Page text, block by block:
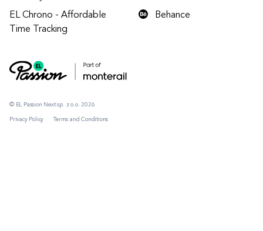
© EL Passion Next sp. z o.o. 2026
Privacy Policy Terms and Conditions
EL Chrono - Affordable
Time Tracking
Behance